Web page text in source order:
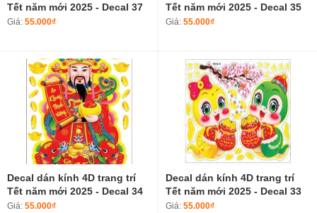
Tết năm mới 2025 - Decal 37
Giá: 55.000₫
Tết năm mới 2025 - Decal 35
Giá: 55.000₫
Decal dán kính 4D trang trí
Tết năm mới 2025 - Decal 34
Giá: 55.000₫
Decal dán kính 4D trang trí
Tết năm mới 2025 - Decal 33
Giá: 55.000₫